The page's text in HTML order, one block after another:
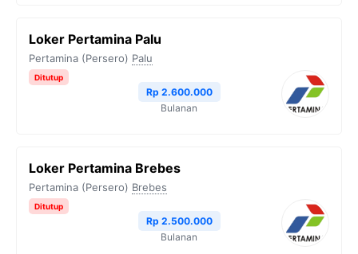
Loker Pertamina Palu
Pertamina (Persero) Palu
Ditutup
Rp 2.600.000
Bulanan
Loker Pertamina Brebes
Pertamina (Persero) Brebes
Ditutup
Rp 2.500.000
Bulanan